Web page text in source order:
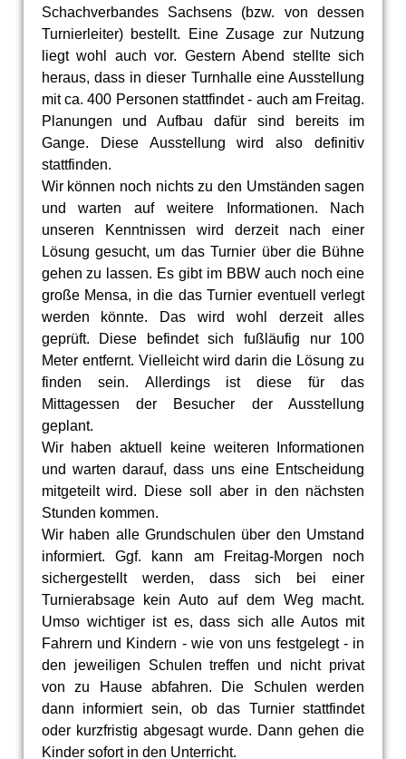
Schachverbandes Sachsens (bzw. von dessen
Turnierleiter) bestellt. Eine Zusage zur Nutzung
liegt wohl auch vor. Gestern Abend stellte sich
heraus, dass in dieser Turnhalle eine Ausstellung
mit ca. 400 Personen stattfindet - auch am Freitag.
Planungen und Aufbau dafür sind bereits im
Gange. Diese Ausstellung wird also definitiv
stattfinden.
Wir können noch nichts zu den Umständen sagen
und warten auf weitere Informationen. Nach
unseren Kenntnissen wird derzeit nach einer
Lösung gesucht, um das Turnier über die Bühne
gehen zu lassen. Es gibt im BBW auch noch eine
große Mensa, in die das Turnier eventuell verlegt
werden könnte. Das wird wohl derzeit alles
geprüft. Diese befindet sich fußläufig nur 100
Meter entfernt. Vielleicht wird darin die Lösung zu
finden sein. Allerdings ist diese für das
Mittagessen der Besucher der Ausstellung
geplant.
Wir haben aktuell keine weiteren Informationen
und warten darauf, dass uns eine Entscheidung
mitgeteilt wird. Diese soll aber in den nächsten
Stunden kommen.
Wir haben alle Grundschulen über den Umstand
informiert. Ggf. kann am Freitag-Morgen noch
sichergestellt werden, dass sich bei einer
Turnierabsage kein Auto auf dem Weg macht.
Umso wichtiger ist es, dass sich alle Autos mit
Fahrern und Kindern - wie von uns festgelegt - in
den jeweiligen Schulen treffen und nicht privat
von zu Hause abfahren. Die Schulen werden
dann informiert sein, ob das Turnier stattfindet
oder kurzfristig abgesagt wurde. Dann gehen die
Kinder sofort in den Unterricht.